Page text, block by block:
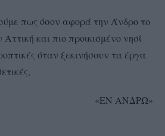
πως όσον αφορά την Άνδρο το
και πιο προικισμένο νησί
όταν ξεκινήσουν τα έργα
«ΕΝ ΑΝΔΡΩ»